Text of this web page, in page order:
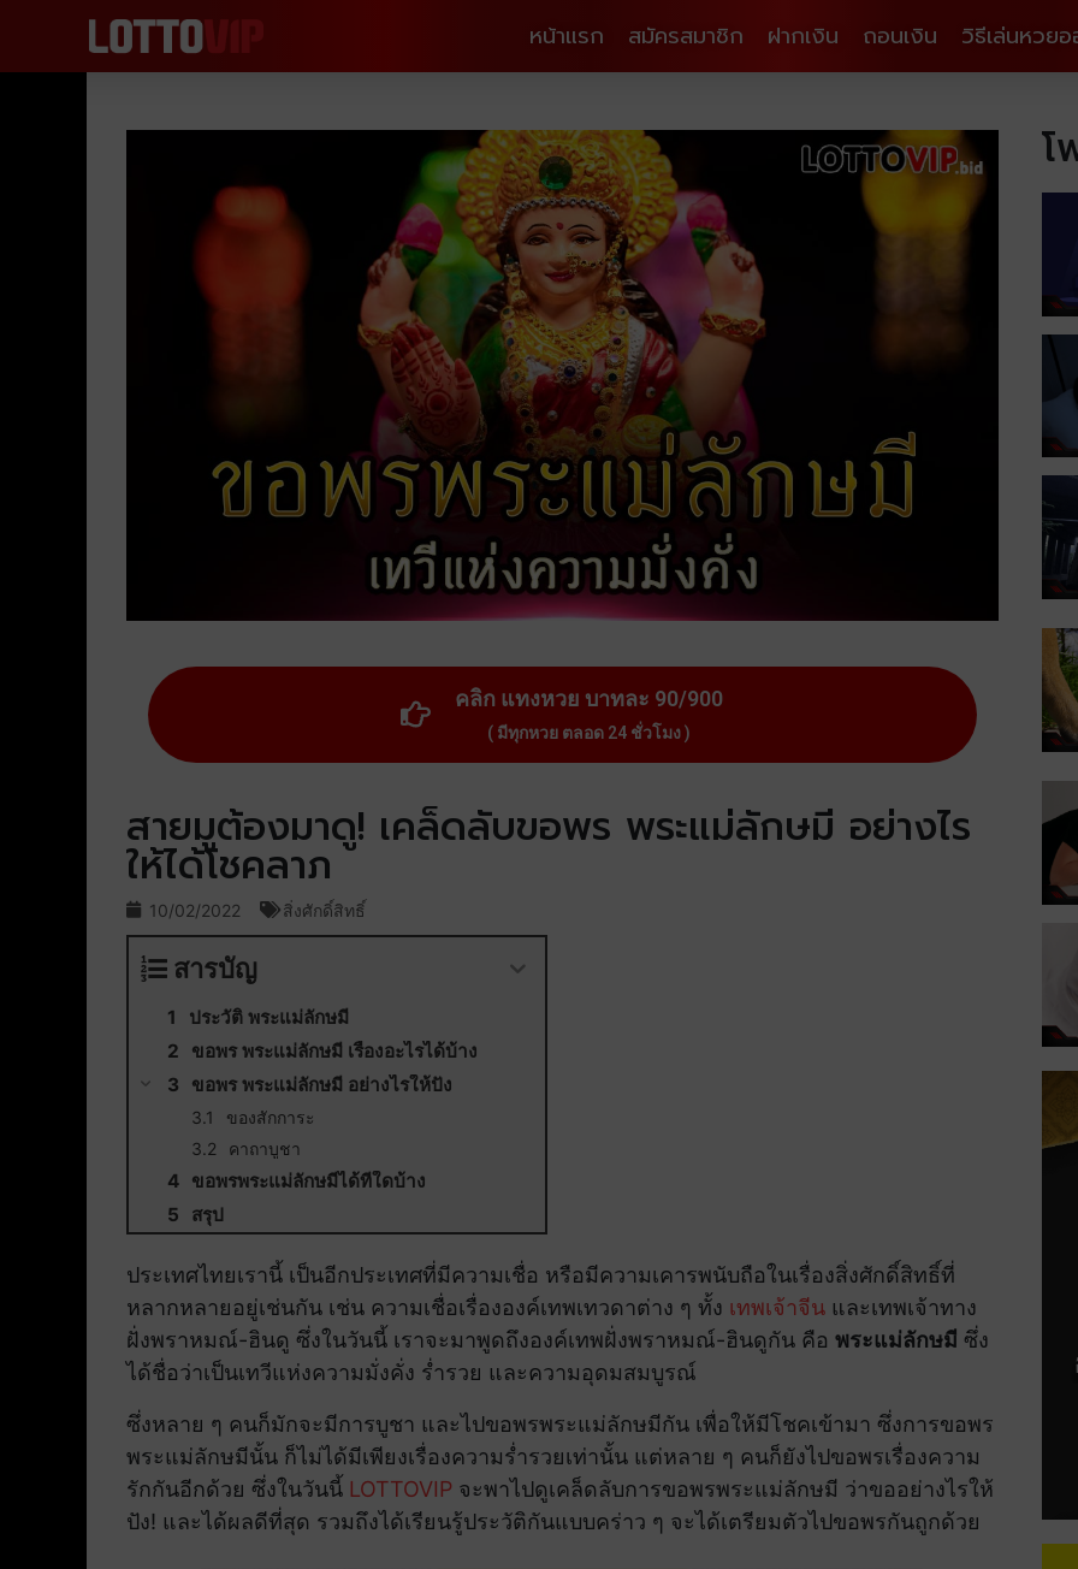
หน้าแรก สมัครสมาชิก ฝากเงิน ถอนเงิน วิธีเล่นหวย
คลิก แทงหวย บาทละ 90/900
( มีทุกหวย ตลอด 24 ชั่วโมง )
สายมูต้องมาดู! เคล็ดลับขอพร พระแม่ลักษมี อย่างไร
ให้ได้โชคลาภ
10/02/2022 สิ่งศักดิ์สิทธิ์
สารบัญ
ประวัติ พระแม่ลักษมี
ขอพร พระแม่ลักษมี เรื่องอะไรได้บ้าง
ขอพร พระแม่ลักษมี อย่างไรให้ปัง
ของสักการะ
คาถาบูชา
ขอพรพระแม่ลักษมีได้ที่ใดบ้าง
สรุป
ประเทศไทยเรานี้ เป็นอีกประเทศที่มีความเชื่อ หรือมีความเคารพนับถือในเรื่องสิ่งศักดิ์สิทธิ์ที่
หลากหลายอยู่เช่นกัน เช่น ความเชื่อเรื่ององค์เทพเทวดาต่าง ๆ ทั้ง เทพเจ้าจีน และเทพเจ้าทาง
ฝั่งพราหมณ์-ฮินดู ซึ่งในวันนี้ เราจะมาพูดถึงองค์เทพฝั่งพราหมณ์-ฮินดูกัน คือ พระแม่ลักษมี ซึ่ง
ได้ชื่อว่าเป็นเทวีแห่งความมั่งคั่ง ร่ำรวย และความอุดมสมบูรณ์
ซึ่งหลาย ๆ คนก็มักจะมีการบูชา และไปขอพรพระแม่ลักษมีกัน เพื่อให้มีโชคเข้ามา ซึ่งการขอพร
พระแม่ลักษมีนั้น ก็ไม่ได้มีเพียงเรื่องความร่ำรวยเท่านั้น แต่หลาย ๆ คนก็ยังไปขอพรเรื่องความ
รักกันอีกด้วย ซึ่งในวันนี้ LOTTOVIP จะพาไปดูเคล็ดลับการขอพรพระแม่ลักษมี ว่าขออย่างไรให้
ปัง! และได้ผลดีที่สุด รวมถึงได้เรียนรู้ประวัติกันแบบคร่าว ๆ จะได้เตรียมตัวไปขอพรกันถูกด้วย
โ